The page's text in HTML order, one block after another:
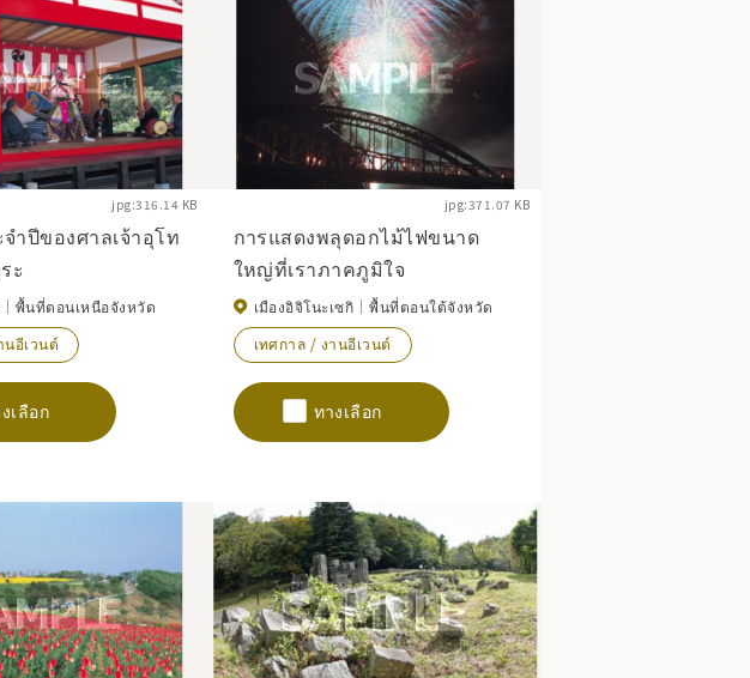
jpg:316.14 KB
ำปีของศาลเจ้าอุโท
ะ
พื้นที่ตอนเหนือจังหวัด
นอีเวนต์
เลือก
jpg:371.07 KB
การแสดงพลุดอกไม้ไฟขนาด
ใหญ่ที่เราภาคภูมิใจ
เมืองอิจิโนะเซกิ
พื้นที่ตอนใต้จังหวัด
เทศกาล / งานอีเวนต์
ทางเลือก